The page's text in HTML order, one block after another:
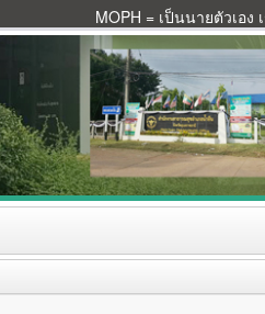
MOPH = เป็นนายตัวเอ